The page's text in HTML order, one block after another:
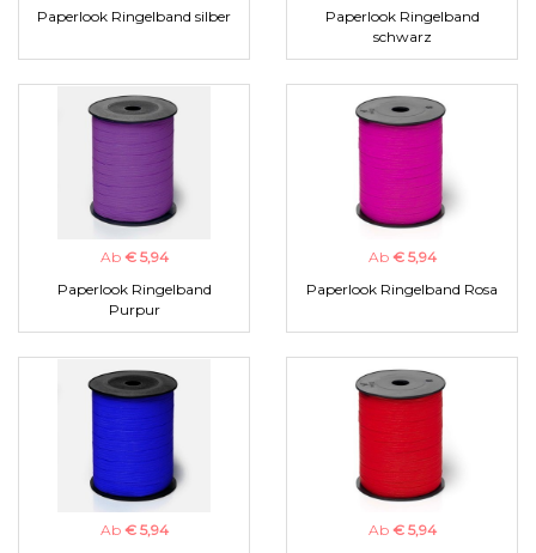
Paperlook Ringelband silber
Paperlook Ringelband
schwarz
Ab € 5,94
Paperlook Ringelband
Purpur
Ab € 5,94
Paperlook Ringelband Rosa
Ab € 5,94
Ab € 5,94